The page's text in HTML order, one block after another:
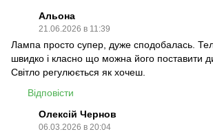
Альона
21.06.2026 в 11:39
Лампа просто супер, дуже сподобалась.
швидко і класно що можна його поставити
Світло регулюється як хочеш.
Відповісти
Олексій Чернов
06.03.2026 в 20:04